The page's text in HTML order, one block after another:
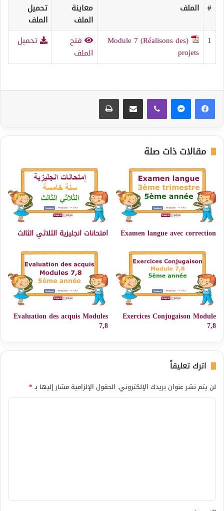
# الملف
معاينة
الملف
تحميل
الملف
1
(Module 7 (Réalisons des
projets
فتح
الملف
تحميل
مقالات ذات صلة
Examen langue avec correction امتحانات انجليزية الثلاثي الثالث
Exercices Conjugaison Module
7,8
Evaluation des acquis Modules
7,8
اترك تعليقاً
لن يتم نشر عنوان بريدك الإلكتروني. الحقول الإلزامية مشار إليها بـ*